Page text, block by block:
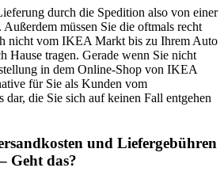
durch die Spedition also von einer
. Außerdem müssen Sie die oftmals recht
nicht vom IKEA Markt bis zu Ihrem Auto
Hause tragen. Gerade wenn Sie nicht
in dem Online-Shop von IKEA
für Sie als Kunden vom
dar, die Sie sich auf keinen Fall entgehen
und Liefergebühren
Geht das?